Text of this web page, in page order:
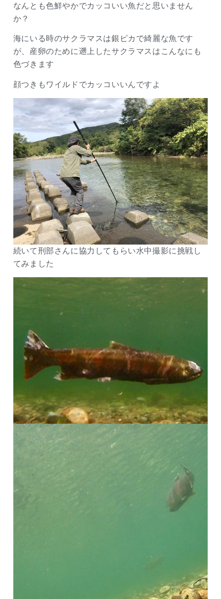
なんとも色鮮やかでカッコいい魚だと思いません
か？
海にいる時のサクラマスは銀ピカで綺麗な魚です
が、産卵のために遡上したサクラマスはこんなにも
色づきます
顔つきもワイルドでカッコいいんですよ
続いて刑部さんに協力してもらい水中撮影に挑戦し
てみました